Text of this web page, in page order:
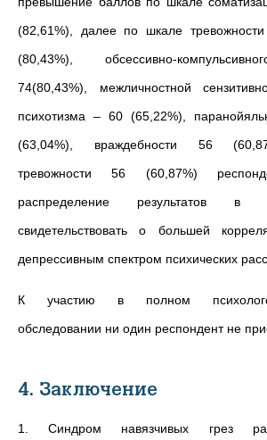
(82,61%), далее по шкале
(80,43%), обсессивно-
74(80,43%), межличностной
психотизма – 60 (65,22%),
(63,04%), враждебности 56
тревожности 56 (60,87%)
распределение результатов в
свидетельствовать о большей
депрессивным спектром психических
К участию в полном психолого-
обследовании ни один респондент не
4. Заключение
1. Синдром навязчивых грез